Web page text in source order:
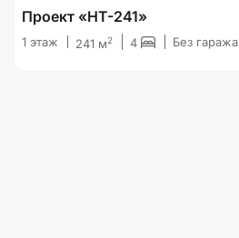
Проект «HT-241»
1 этаж 241 м2 4 Без гаража